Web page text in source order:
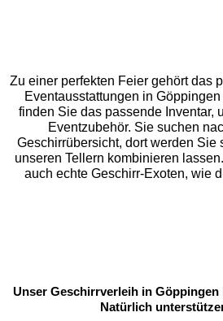
Zu einer perfekten Feier gehört das
Eventausstattungen in
finden Sie das passende Inventar,
Eventzubehör. Sie suchen
Geschirrübersicht, dort werden
unseren Tellern kombinieren
auch echte Geschirr-Exoten, wie
Unser Geschirrverleih in
Natürlich